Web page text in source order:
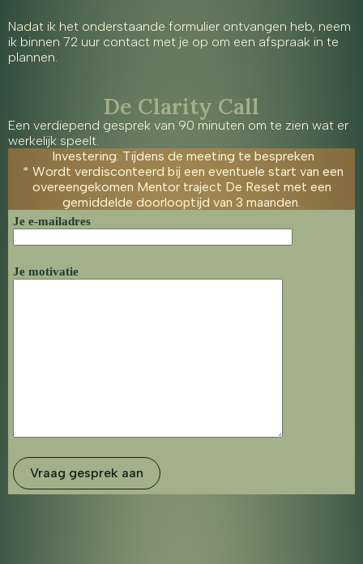
Nadat ik het onderstaande formulier ontvangen heb, neem
ik binnen 72 uur contact met je op om een afspraak in te
plannen.
De Clarity Call
Een verdiepend gesprek van 90 minuten om te zien wat er
werkelijk speelt.
Investering: Tijdens de meeting te bespreken
* Wordt verdisconteerd bij een eventuele start van een
overeengekomen Mentor traject De Reset met een
gemiddelde doorlooptijd van 3 maanden.
Je e-mailadres
Je motivatie